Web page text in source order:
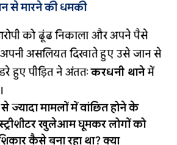
से मारने की धमकी
को ढूंढ निकाला और अपने पैसे
अपनी असलियत दिखाते हुए उसे जान से
हुए पीड़ित ने अंततःकरधनी थानेमें
ज्यादा मामलों में वांछित होने के
खुलेआम घूमकर लोगों को
कैसे बना रहा था? क्या